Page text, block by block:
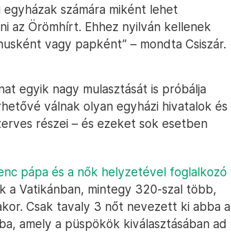
számára miként lehet
az Örömhírt. Ehhez nyilván kellenek
vagy papként” – mondta Csiszár.
egyik nagy mulasztását is próbálja
válnak olyan egyházi hivatalok és
részei – és ezeket sok esetben
pápa és a nők helyzetével foglalkozó
a Vatikánban, mintegy 320-szal több,
Csak tavaly 3 nőt nevezett ki abba a
amely a püspökök kiválasztásában ad